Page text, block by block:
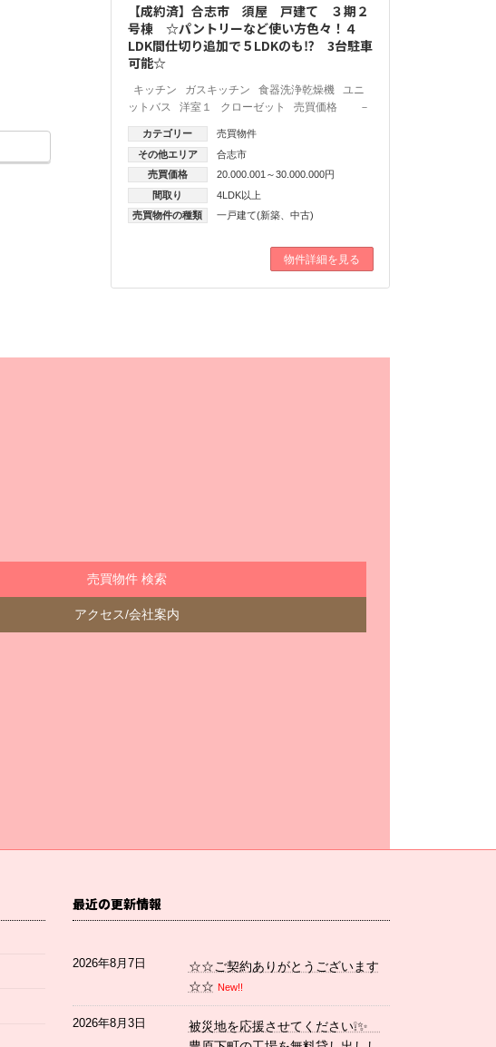
【成約済】合志市 須屋 戸建て ３期２
号棟 ☆パントリーなど使い方色々！４
LDK間仕切り追加で５LDKのも⁉ 3台駐車
可能☆
キッチン ガスキッチン 食器洗浄乾燥機 ユニ
ットバス 洋室１ クローゼット 売買価格 －
カテゴリー
売買物件
その他エリア
合志市
売買価格
20.000.001～30.000.000円
間取り
4LDK以上
売買物件の種類
一戸建て(新築、中古)
物件詳細を見る
売買物件 検索
アクセス/会社案内
最近の更新情報
2026年8月7日
☆☆ご契約ありがとうございます
☆☆ New!!
2026年8月3日
被災地を応援させてください❕✨